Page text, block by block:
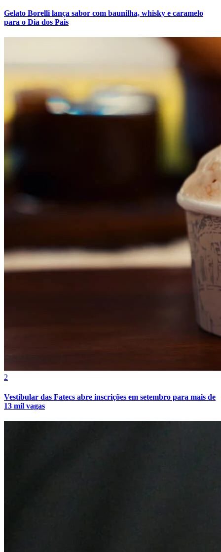
Bahia
Fortaleza
Gelato Borelli lança sabor com baunilha, whisky e caramelo
para o Dia dos Pais
2
Vestibular das Fatecs abre inscrições em setembro para mais de
13 mil vagas